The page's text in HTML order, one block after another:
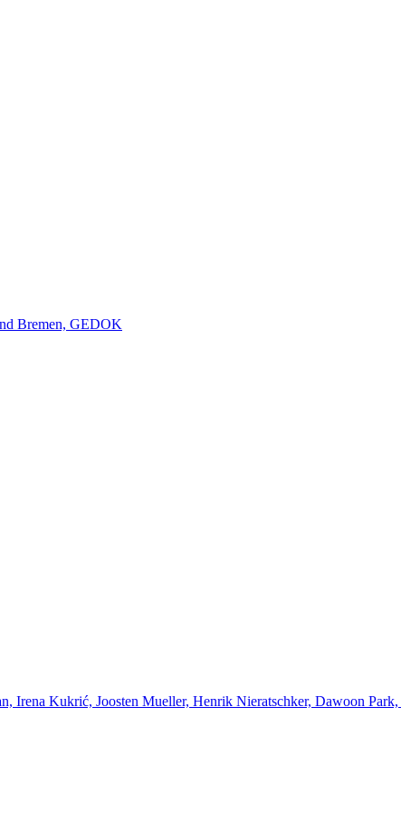
Bremen, GEDOK
Irena Kukrić, Joosten Mueller, Henrik Nieratschker, Dawoon